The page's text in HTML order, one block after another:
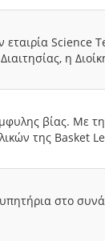
Science
η
βίας. Με
της Basket
στο